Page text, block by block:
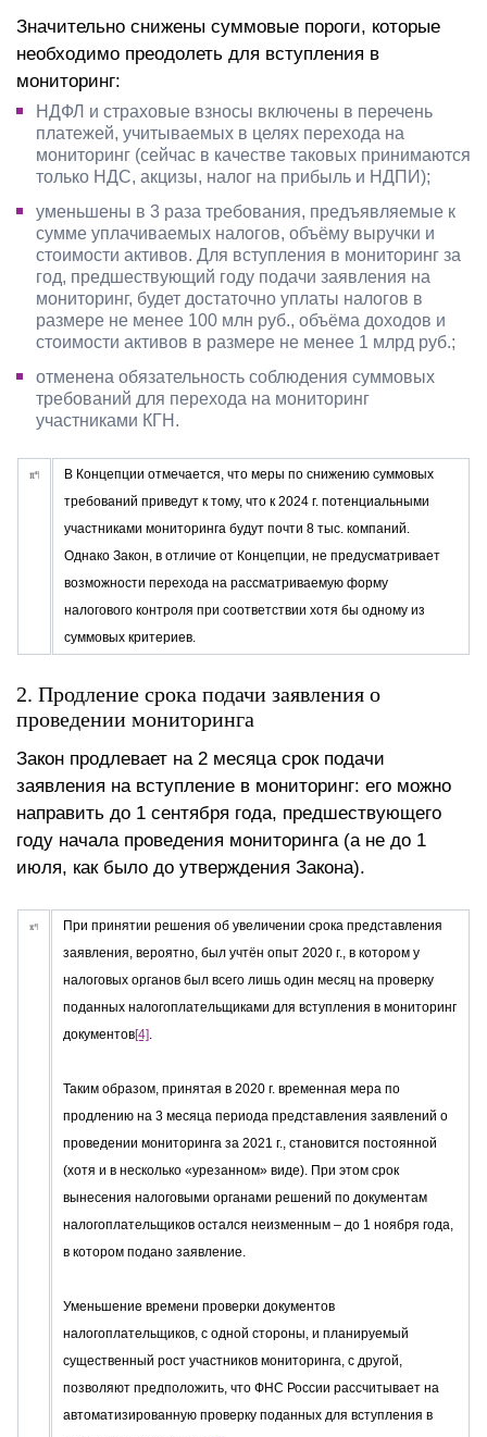
Значительно снижены суммовые пороги, которые
необходимо преодолеть для вступления в
мониторинг:
НДФЛ и страховые взносы включены в перечень
платежей, учитываемых в целях перехода на
мониторинг (сейчас в качестве таковых принимаются
только НДС, акцизы, налог на прибыль и НДПИ);
уменьшены в 3 раза требования, предъявляемые к
сумме уплачиваемых налогов, объёму выручки и
стоимости активов. Для вступления в мониторинг за
год, предшествующий году подачи заявления на
мониторинг, будет достаточно уплаты налогов в
размере не менее 100 млн руб., объёма доходов и
стоимости активов в размере не менее 1 млрд руб.;
отменена обязательность соблюдения суммовых
требований для перехода на мониторинг
участниками КГН.
В Концепции отмечается, что меры по снижению суммовых
требований приведут к тому, что к 2024 г. потенциальными
участниками мониторинга будут почти 8 тыс. компаний.
Однако Закон, в отличие от Концепции, не предусматривает
возможности перехода на рассматриваемую форму
налогового контроля при соответствии хотя бы одному из
суммовых критериев.
2. Продление срока подачи заявления о
проведении мониторинга
Закон продлевает на 2 месяца срок подачи
заявления на вступление в мониторинг: его можно
направить до 1 сентября года, предшествующего
году начала проведения мониторинга (а не до 1
июля, как было до утверждения Закона).
При принятии решения об увеличении срока представления
заявления, вероятно, был учтён опыт 2020 г., в котором у
налоговых органов был всего лишь один месяц на проверку
поданных налогоплательщиками для вступления в мониторинг
документов[4].
Таким образом, принятая в 2020 г. временная мера по
продлению на 3 месяца периода представления заявлений о
проведении мониторинга за 2021 г., становится постоянной
(хотя и в несколько «урезанном» виде). При этом срок
вынесения налоговыми органами решений по документам
налогоплательщиков остался неизменным – до 1 ноября года,
в котором подано заявление.
Уменьшение времени проверки документов
налогоплательщиков, с одной стороны, и планируемый
существенный рост участников мониторинга, с другой,
позволяют предположить, что ФНС России рассчитывает на
автоматизированную проверку поданных для вступления в